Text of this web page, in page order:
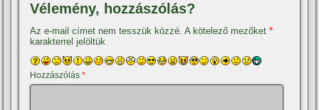
Vélemény, hozzászólás?
Az e-mail címet nem tesszük közzé. A kötelező mezőket*
karakterrel jelöltük
Hozzászólás*